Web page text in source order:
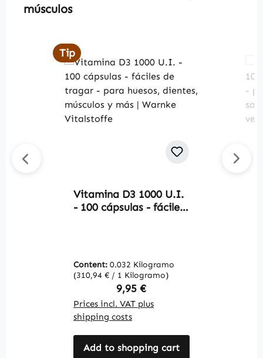
músculos
Tip
Vitamina D3 1000 U.I.
- 100 cápsulas - fáciles
Warnke Vitalstoffe
Content: 0.032 Kilogramo
(310,94 € / 1 Kilogramo)
Regular price:
9,95 €
Prices incl. VAT plus
shipping costs
Add to shopping cart